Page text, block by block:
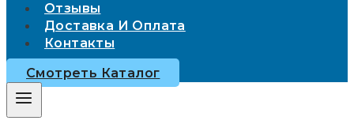
Отзывы
Доставка И Оплата
Контакты
Смотреть Каталог